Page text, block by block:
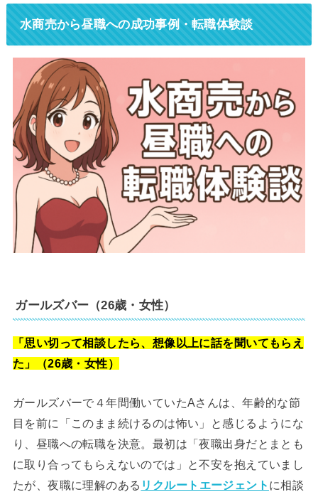
水商売から昼職への成功事例・転職体験談
ガールズバー（26歳・女性）
「思い切って相談したら、想像以上に話を聞いてもらえ
た」（26歳・女性）
ガールズバーで４年間働いていたAさんは、年齢的な節
目を前に「このまま続けるのは怖い」と感じるようにな
り、昼職への転職を決意。最初は「夜職出身だとまとも
に取り合ってもらえないのでは」と不安を抱えていまし
たが、夜職に理解のある リクルートエージェント に相談